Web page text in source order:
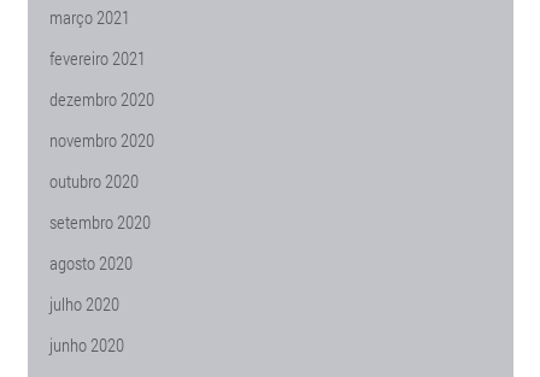
março 2021
fevereiro 2021
dezembro 2020
novembro 2020
outubro 2020
setembro 2020
agosto 2020
julho 2020
junho 2020